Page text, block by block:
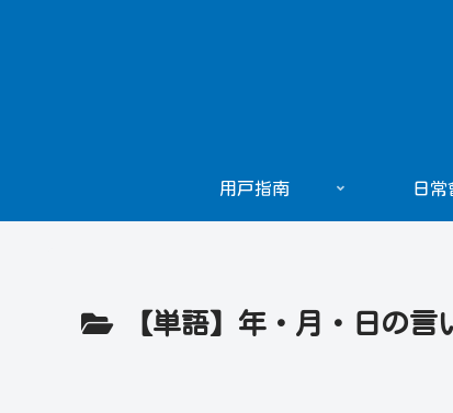
用戸指南 日常
【単語】年・月・日の言